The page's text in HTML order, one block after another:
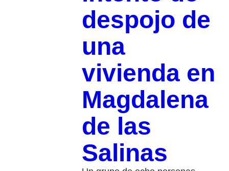
despojo de
una
vivienda en
Magdalena
de las
Salinas